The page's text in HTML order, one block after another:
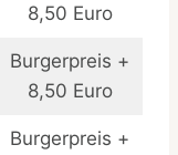
8,50 Euro
Burgerpreis +
8,50 Euro
Burgerpreis +